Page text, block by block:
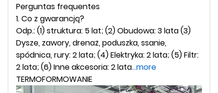
Perguntas frequentes
1. Co z gwarancją?
Odp.: (1) struktura: 5 lat; (2) Obudowa: 3 lata (3)
Dysze, zawory, drenaż, poduszka, ssanie,
spódnica, rury: 2 lata; (4) Elektryka: 2 lata; (5) Filtr:
2 lata; (6) Inne akcesoria: 2 lata...more
TERMOFORMOWANIE